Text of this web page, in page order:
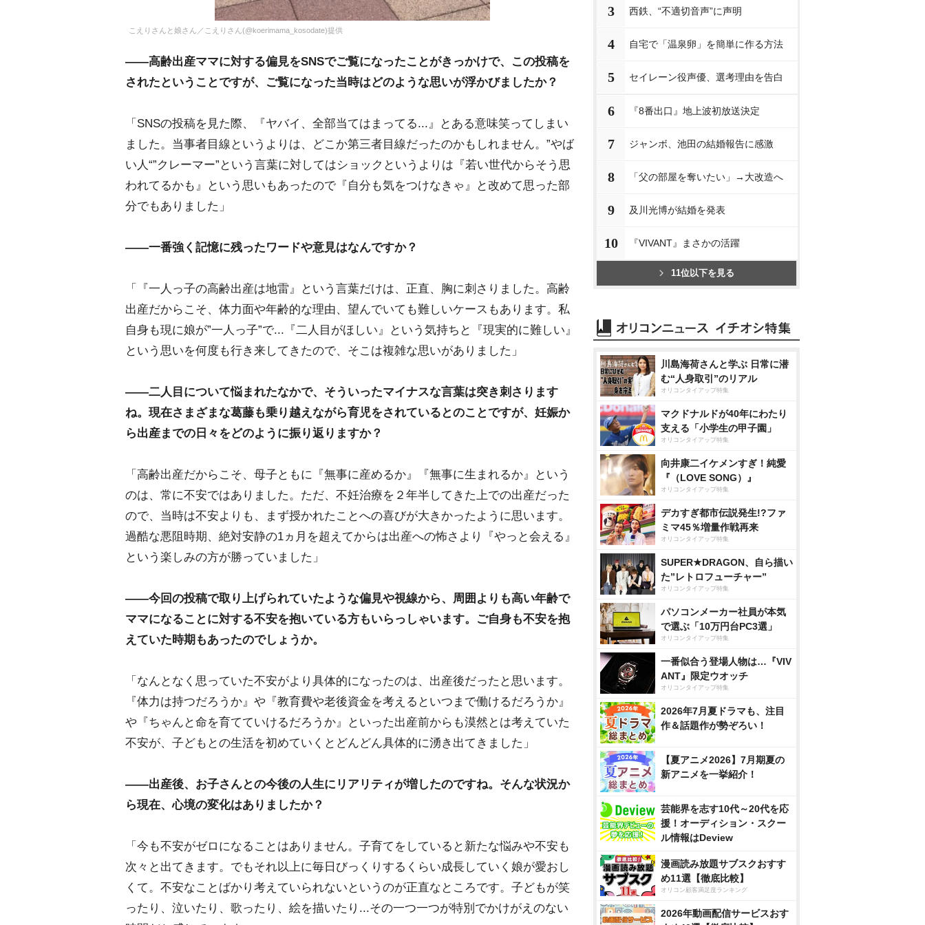
こえりさんと娘さん／こえりさん(@koerimama_kosodate)提供
――高齢出産ママに対する偏見をSNSでご覧になったことがきっかけで、この投稿を
されたということですが、ご覧になった当時はどのような思いが浮かびましたか？
「SNSの投稿を見た際、『ヤバイ、全部当てはまってる...』とある意味笑ってしまい
ました。当事者目線というよりは、どこか第三者目線だったのかもしれません。”やば
い人“”クレーマー”という言葉に対してはショックというよりは『若い世代からそう思
われてるかも』という思いもあったので『自分も気をつけなきゃ』と改めて思った部
分でもありました」
――一番強く記憶に残ったワードや意見はなんですか？
「『一人っ子の高齢出産は地雷』という言葉だけは、正直、胸に刺さりました。高齢
出産だからこそ、体力面や年齢的な理由、望んでいても難しいケースもあります。私
自身も現に娘が”一人っ子”で...『二人目がほしい』という気持ちと『現実的に難しい』
という思いを何度も行き来してきたので、そこは複雑な思いがありました」
――二人目について悩まれたなかで、そういったマイナスな言葉は突き刺さります
ね。現在さまざまな葛藤も乗り越えながら育児をされているとのことですが、妊娠か
ら出産までの日々をどのように振り返りますか？
「高齢出産だからこそ、母子ともに『無事に産めるか』『無事に生まれるか』という
のは、常に不安ではありました。ただ、不妊治療を２年半してきた上での出産だった
ので、当時は不安よりも、まず授かれたことへの喜びが大きかったように思います。
過酷な悪阻時期、絶対安静の1ヵ月を超えてからは出産への怖さより『やっと会える』
という楽しみの方が勝っていました」
――今回の投稿で取り上げられていたような偏見や視線から、周囲よりも高い年齢で
ママになることに対する不安を抱いている方もいらっしゃいます。ご自身も不安を抱
えていた時期もあったのでしょうか。
「なんとなく思っていた不安がより具体的になったのは、出産後だったと思います。
『体力は持つだろうか』や『教育費や老後資金を考えるといつまで働けるだろうか』
『ちゃんと命を育てていけるだろうか』といった出産前からも漠然とは考えていた
不安が、子どもとの生活を初めていくとどんどん具体的に湧き出てきました」
――出産後、お子さんとの今後の人生にリアリティが増したのですね。そんな状況か
ら現在、心境の変化はありましたか？
「今も不安がゼロになることはありません。子育てをしていると新たな悩みや不安も
次々と出てきます。でもそれ以上に毎日びっくりするくらい成長していく娘が愛おし
くて。不安なことばかり考えていられないというのが正直なところです。子どもが笑
ったり、泣いたり、歌ったり、絵を描いたり...その一つ一つが特別でかけがえのない
3 西鉄、“不適切音声”に声明
4 自宅で「温泉卵」を簡単に作る方法
5 セイレーン役声優、選考理由を告白
6 『8番出口』地上波初放送決定
7 ジャンボ、池田の結婚報告に感激
8 「父の部屋を奪いたい」→大改造へ
9 及川光博が結婚を発表
10 『VIVANT』まさかの活躍
11位以下を見る
川島海荷さんと学ぶ 日常に潜
む“人身取引”のリアル
オリコンタイアップ特集
マクドナルドが40年にわたり
支える「小学生の甲子園」
オリコンタイアップ特集
向井康二イケメンすぎ！純愛
『（LOVE SONG）』
オリコンタイアップ特集
デカすぎ都市伝説発生!?ファ
ミマ45％増量作戦再来
オリコンタイアップ特集
SUPER★DRAGON、自ら描い
た”レトロフューチャー”
オリコンタイアップ特集
パソコンメーカー社員が本気
で選ぶ「10万円台PC3選」
オリコンタイアップ特集
一番似合う登場人物は…『VIV
ANT』限定ウオッチ
オリコンタイアップ特集
2026年7月夏ドラマも、注目
作＆話題作が勢ぞろい！
【夏アニメ2026】7月期夏の
新アニメを一挙紹介！
芸能界を志す10代～20代を応
援！オーディション・スクー
ル情報はDeview
漫画読み放題サブスクおすす
め11選【徹底比較】
オリコン顧客満足度ランキング
2026年動画配信サービスおす